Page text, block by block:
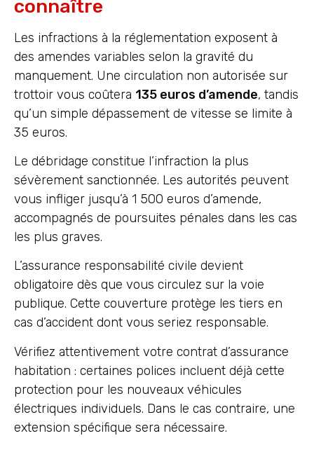
connaître
Les infractions à la réglementation exposent à
des amendes variables selon la gravité du
manquement. Une circulation non autorisée sur
trottoir vous coûtera 135 euros d’amende, tandis
qu’un simple dépassement de vitesse se limite à
35 euros.
Le débridage constitue l’infraction la plus
sévèrement sanctionnée. Les autorités peuvent
vous infliger jusqu’à 1 500 euros d’amende,
accompagnés de poursuites pénales dans les cas
les plus graves.
L’assurance responsabilité civile devient
obligatoire dès que vous circulez sur la voie
publique. Cette couverture protège les tiers en
cas d’accident dont vous seriez responsable.
Vérifiez attentivement votre contrat d’assurance
habitation : certaines polices incluent déjà cette
protection pour les nouveaux véhicules
électriques individuels. Dans le cas contraire, une
extension spécifique sera nécessaire.